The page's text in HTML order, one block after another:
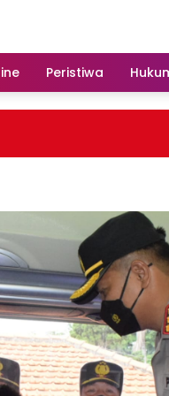
Peristiwa